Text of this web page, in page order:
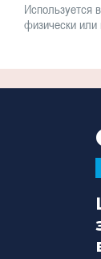
Используется
физически или